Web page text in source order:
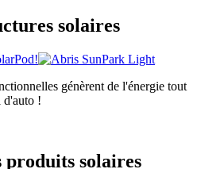
solaires
génèrent de l'énergie tout
d'auto !
produits solaires